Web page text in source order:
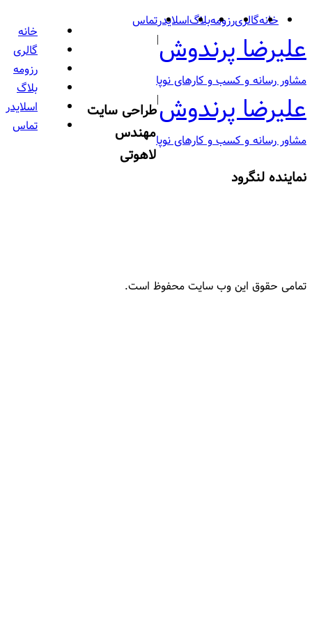
خانه
گالری
رزومه
بلاگ
اسلایدر
تماس
خانهگالریرزومهبلاگاسلایدرتماس
علیرضا پرندوش|
مشاور رسانه‌ و کسب و کارهای نوپا
علیرضا پرندوش|
مشاور رسانه‌ و کسب و کارهای نوپا
طراحی سایت
مهندس
لاهوتی
نماینده لنگرود
تمامی حقوق این وب سایت محفوظ است.